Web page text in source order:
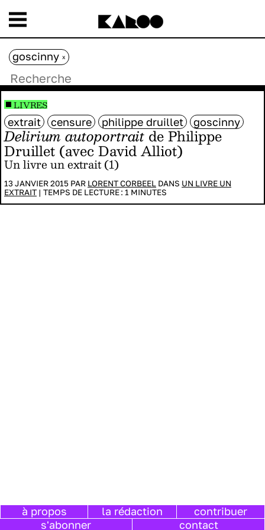
Delirium autoportraitde Philippe
Druillet (avec David Alliot)
Un livre un extrait (1)
13 JANVIER 2015 PAR LORENT CORBEEL DANS UN LIVRE UN
EXTRAIT | TEMPS DE LECTURE : 1 MINUTES
extrait censure philippe druillet goscinny
LIVRES
goscinny x
à propos la rédaction
contribuer
s'abonner
contact